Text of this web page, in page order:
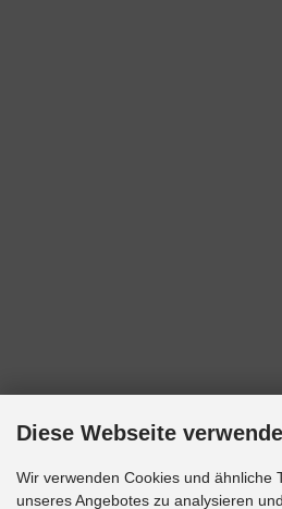
Diese Webseite
Wir verwenden Cookies und ähnliche
unseres Angebotes zu analysieren